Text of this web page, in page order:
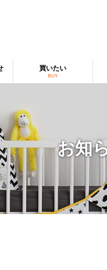
買いたい
BUY
お知